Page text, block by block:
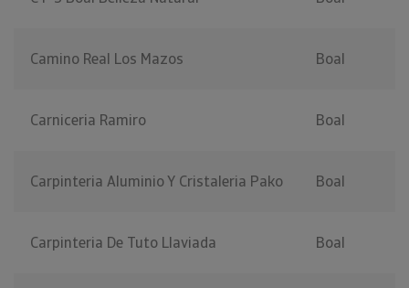
Camino Real Los Mazos Boal
Carniceria Ramiro Boal
Carpinteria Aluminio Y Cristaleria Pako Boal
Carpinteria De Tuto Llaviada Boal